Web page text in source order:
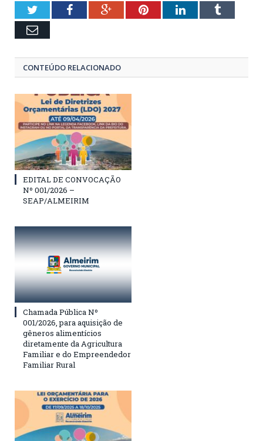
TwitterFacebookGoogle+PinterestLinkedInTumblr
Email
CONTEÚDO RELACIONADO
EDITAL DE CONVOCAÇÃO
Nº 001/2026 –
SEAP/ALMEIRIM
Chamada Pública Nº
001/2026, para aquisição de
gêneros alimentícios
diretamente da Agricultura
Familiar e do Empreendedor
Familiar Rural